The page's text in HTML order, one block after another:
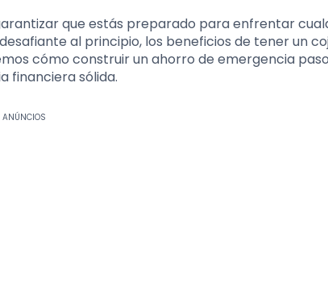
que estás preparado para enfrentar
al principio, los beneficios de tener un
cómo construir un ahorro de emergencia
financiera sólida.
ANÚNCIOS